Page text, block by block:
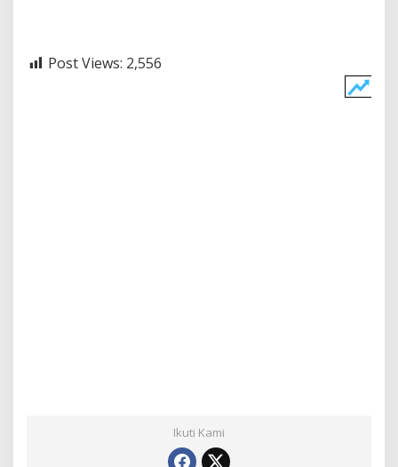
Post Views: 2,556
Ikuti Kami